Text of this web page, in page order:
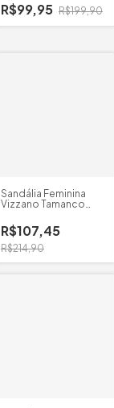
R$99,95 R$199,90
Sandália Feminina
Vizzano Tamanco
R$107,45
R$214,90